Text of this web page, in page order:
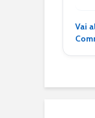
Vai